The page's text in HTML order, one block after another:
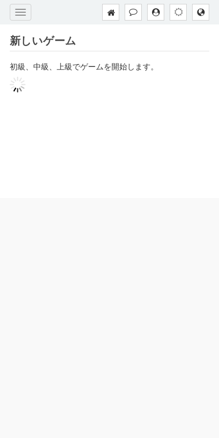
新しいゲーム
初級、中級、上級でゲームを開始します。